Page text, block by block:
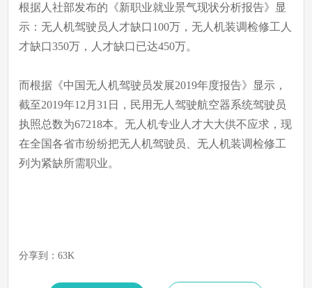
根据人社部发布的《新职业就业景气现状分析报告》显
示：无人机驾驶员人才缺口100万，无人机装调检修工人
才缺口350万，人才缺口已达450万。
而根据《中国无人机驾驶员发展2019年度报告》显示，
截至2019年12月31日，民用无人驾驶航空器系统驾驶员
执照总数为67218本。无人机专业人才大大供不应求，现
在全国各省市纷纷把无人机驾驶员、无人机装调检修工
列为紧缺所需职业。
分享到：63K